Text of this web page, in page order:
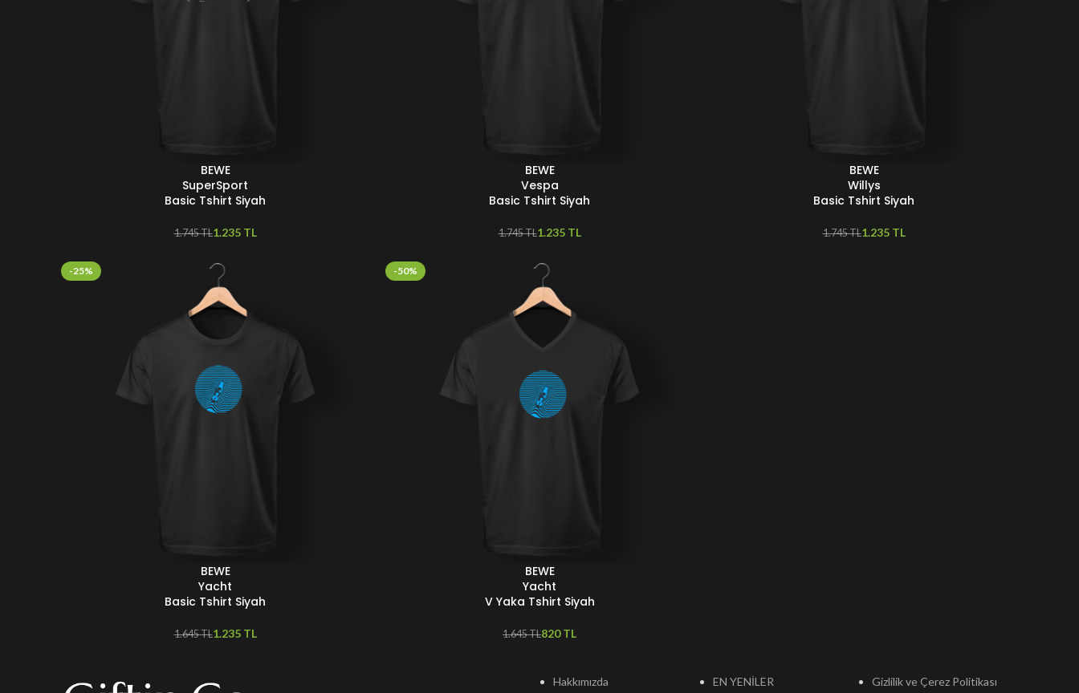
BEWE
SuperSport
Basic Tshirt Siyah
1.745TL1.235 TL
BEWE
Vespa
Basic Tshirt Siyah
1.745TL1.235 TL
BEWE
Willys
Basic Tshirt Siyah
1.745TL1.235 TL
-25%
BEWE
Yacht
Basic Tshirt Siyah
1.645TL1.235 TL
-50%
BEWE
Yacht
V Yaka Tshirt Siyah
1.645TL820TL
Hakkımızda EN YENİLER Gizlilik ve Çerez Politikası